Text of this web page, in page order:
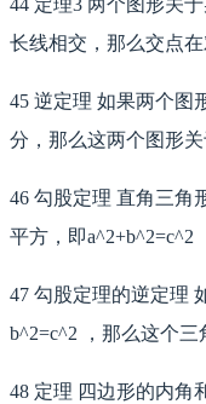
44 定理3 两个图形关
长线相交，那么交点
45 逆定理 如果两个图
分，那么这两个图形
46 勾股定理 直角三角
平方，即a^2+b^2=c^2
47 勾股定理的逆定理
b^2=c^2 ，那么这个
48 定理 四边形的内角